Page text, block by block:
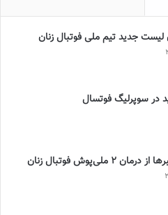
جدید تيم ملى فوتبال زنان
در سوپرلیگ فوتسال
۲ ملی‌پوش فوتبال زنان